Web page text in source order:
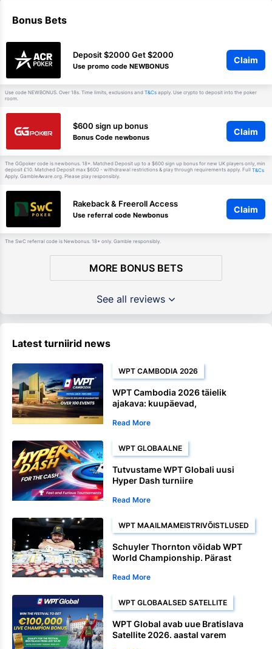
Bonus Bets
Deposit $2000 Get $2000
Use promo code NEWBONUS
Claim
Use code NEWBONUS. Over 18s. Time limits, exclusions and T&Cs apply. Use crypto to deposit into the poker
room.
$600 sign up bonus
Bonus Code newbonus
Claim
The GGpoker code is newbonus. 18+. Matched Deposit up to a $600 sign up bonus for new UK players only, min
deposit £10. Matched Deposit max $600 - withdrawal restrictions & play through requirements apply. Full T&Cs
Apply. GambleAware.org. Please play responsibly.
Rakeback & Freeroll Access
Use referral code Newbonus
Claim
The SwC referral code is Newbonus. 18+ only. Gamble responsibly.
MORE BONUS BETS
See all reviews
Latest turniirid news
WPT CAMBODIA 2026
WPT Cambodia 2026 täielik
ajakava: kuupäevad,
meistrivõistluste üritused
Read More
WPT GLOBAALNE
Tutvustame WPT Globali uusi
Hyper Dash turniire
Read More
WPT MAAILMAMEISTRIVÕISTLUSED
Schuyler Thornton võidab WPT
World Championship. Pärast
Read More
WPT GLOBAALSED SATELLITE
WPT Global avab uue Bratislava
Satellite 2026. aastal varem